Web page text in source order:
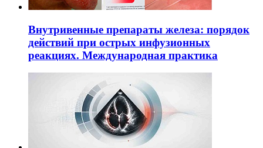
Внутривенные препараты железа: порядок
действий при острых инфузионных
реакциях. Международная практика